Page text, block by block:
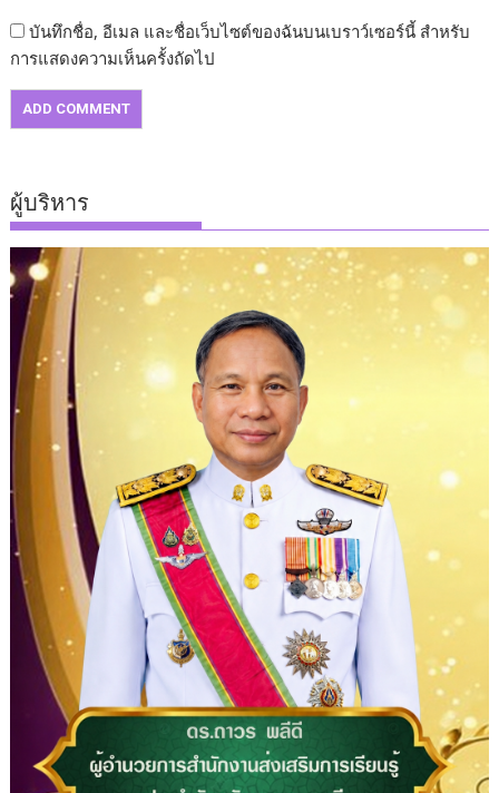
บันทึกชื่อ, อีเมล และชื่อเว็บไซต์ของฉันบนเบราว์เซอร์นี้ สำหรับ
การแสดงความเห็นครั้งถัดไป
ผู้บริหาร